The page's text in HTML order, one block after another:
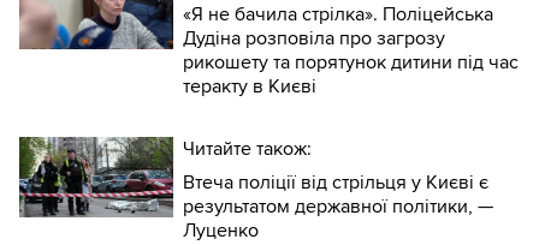
«Я не бачила стрілка». Поліцейська
Дудіна розповіла про загрозу
рикошету та порятунок дитини під час
теракту в Києві
Читайте також:
Втеча поліції від стрільця у Києві є
результатом державної політики, —
Луценко